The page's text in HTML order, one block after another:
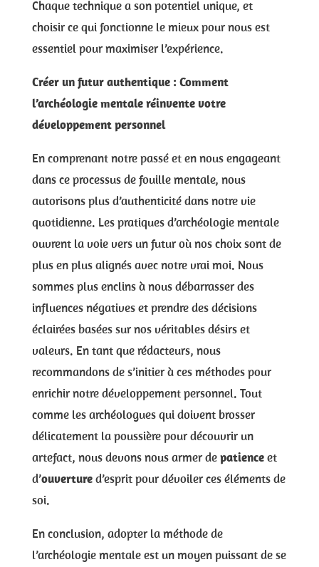
Chaque technique a son potentiel unique, et
choisir ce qui fonctionne le mieux pour nous est
essentiel pour maximiser l’expérience.
Créer un futur authentique : Comment
l’archéologie mentale réinvente votre
développement personnel
En comprenant notre passé et en nous engageant
dans ce processus de fouille mentale, nous
autorisons plus d’authenticité dans notre vie
quotidienne. Les pratiques d’archéologie mentale
ouvrent la voie vers un futur où nos choix sont de
plus en plus alignés avec notre vrai moi. Nous
sommes plus enclins à nous débarrasser des
influences négatives et prendre des décisions
éclairées basées sur nos véritables désirs et
valeurs. En tant que rédacteurs, nous
recommandons de s’initier à ces méthodes pour
enrichir notre développement personnel. Tout
comme les archéologues qui doivent brosser
délicatement la poussière pour découvrir un
artefact, nous devons nous armer depatienceet
d’ouvertured’esprit pour dévoiler ces éléments de
soi.
En conclusion, adopter la méthode de
l’archéologie mentale est un moyen puissant de se